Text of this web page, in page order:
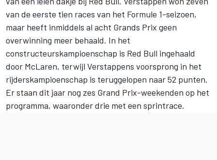
van de eerste tien races van het Formule 1-seizoen,
maar heeft inmiddels al acht Grands Prix geen
overwinning meer behaald. In het
constructeurskampioenschap is Red Bull ingehaald
door McLaren, terwijl Verstappens voorsprong in het
rijderskampioenschap is teruggelopen naar 52 punten.
Er staan dit jaar nog zes Grand Prix-weekenden op het
programma, waaronder drie met een sprintrace.